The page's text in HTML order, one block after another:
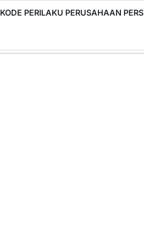
KODE PERILAKU PERUSAHAAN PERS